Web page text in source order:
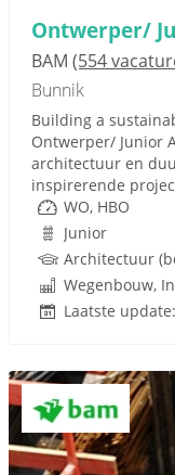
Ontwerper/
BAM (554
Bunnik
Building a
Ontwerper/ Junior
architectuur en
inspirerende
WO, HBO
Junior
Laatste